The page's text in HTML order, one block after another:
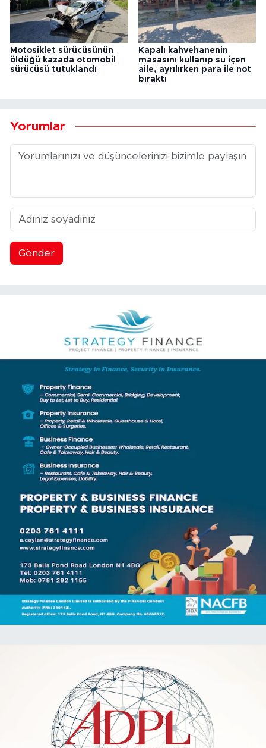
Motosiklet sürücüsünün
öldüğü kazada otomobil
sürücüsü tutuklandı
Kapalı kahvehanenin
masasını kullanıp su içen
aile, ayrılırken para ile not
bıraktı
Yorumlar
Gönder